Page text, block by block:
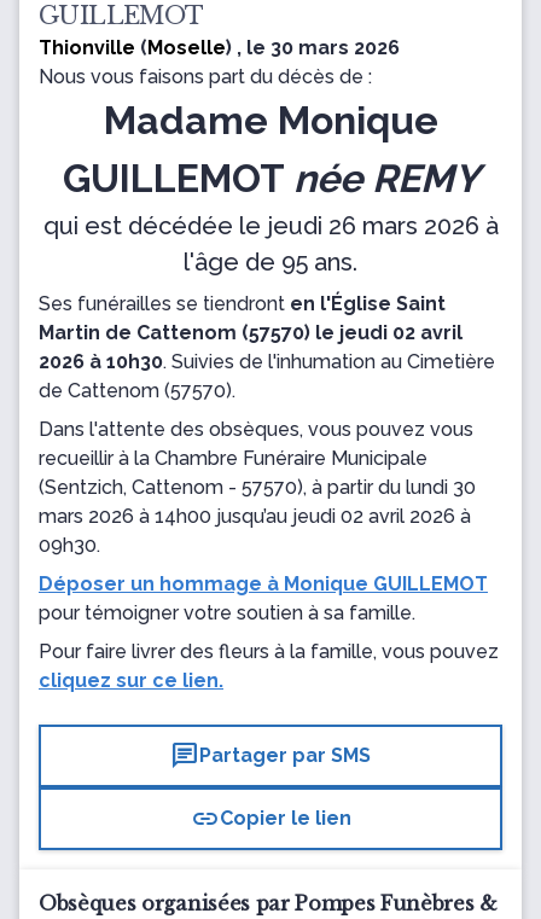
GUILLEMOT
Thionville (Moselle) , le 30 mars 2026
Nous vous faisons part du décès de :
Madame Monique
GUILLEMOT née REMY
qui est décédée le jeudi 26 mars 2026 à
l'âge de 95 ans.
Ses funérailles se tiendront en l'Église Saint
Martin de Cattenom (57570) le jeudi 02 avril
2026 à 10h30. Suivies de l'inhumation au Cimetière
de Cattenom (57570).
Dans l'attente des obsèques, vous pouvez vous
recueillirà la Chambre Funéraire Municipale
(Sentzich, Cattenom - 57570), à partir du lundi 30
mars 2026 à 14h00 jusqu’au jeudi 02 avril 2026 à
09h30.
Déposer un hommage à Monique GUILLEMOT
pour témoigner votre soutien à sa famille.
Pour faire livrer des fleurs à la famille, vous pouvez
cliquez sur ce lien.
chatPartager par SMS
linkCopier le lien
Obsèques organisées par Pompes Funèbres &